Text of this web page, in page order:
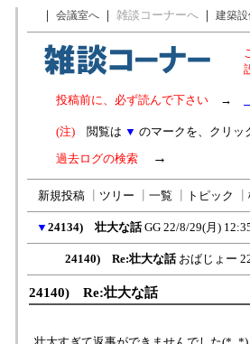
｜ 会議室へ ｜ 雑談コーナーへ ｜ 建築
投稿前に、必ず読んで下さい →
(注) 閲覧は ▼ のマークを、クリッ
過去ログの検索 →
新規投稿 ツリー 一覧 トピック
▼ 24134) 壮大な話 GG 22/8/29(月)
24140) Re:壮大な話 おばじょー
24140) Re:壮大な話